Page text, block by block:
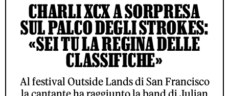
CHARLI XCX A SORPRESA
SUL PALCO DEGLI STROKES:
«SEI TU LA REGINA DELLE
CLASSIFICHE»
Al festival Outside Lands di San Francisco